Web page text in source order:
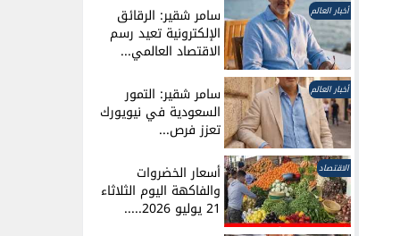
أخبار العالم سامر شقير: الرقائق
الإلكترونية تعيد رسم
الاقتصاد العالمي...
أخبار العالم سامر شقير: التمور
السعودية في نيويورك
تعزز فرص...
الاقتصاد أسعار الخضروات
والفاكهة اليوم الثلاثاء
21 يوليو 2026.....